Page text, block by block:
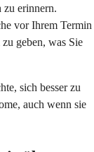
erinnern.
vor Ihrem Termin
geben, was Sie
sich besser zu
auch wenn sie